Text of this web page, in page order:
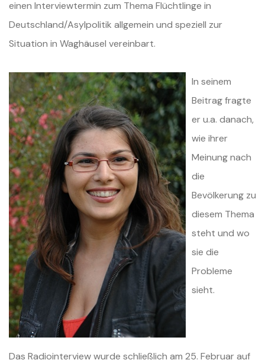
einen Interviewtermin zum Thema Flüchtlinge in
Deutschland/Asylpolitik allgemein und speziell zur
Situation in Waghäusel vereinbart.
In seinem
Beitrag fragte
er u.a. danach,
wie ihrer
Meinung nach
die
Bevölkerung zu
diesem Thema
steht und wo
sie die
Probleme
sieht.
Das Radiointerview wurde schließlich am 25. Februar auf